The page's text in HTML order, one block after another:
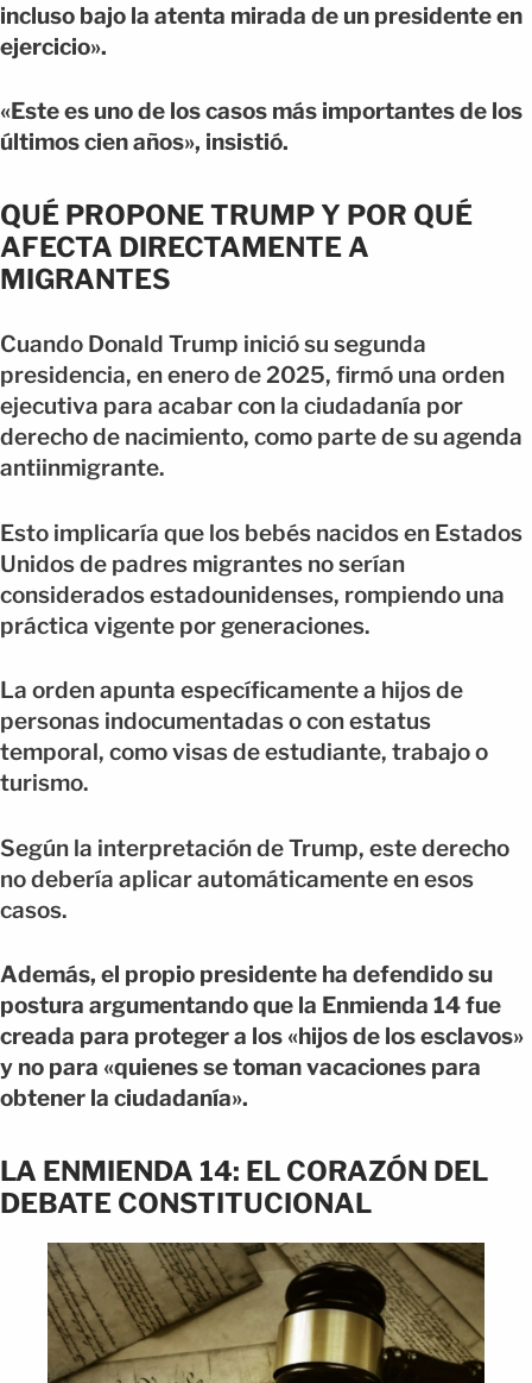
incluso bajo la atenta mirada de un presidente en
ejercicio».
«Este es uno de los casos más importantes de los
últimos cien años», insistió.
QUÉ PROPONE TRUMP Y POR QUÉ
AFECTA DIRECTAMENTE A
MIGRANTES
Cuando Donald Trump inició su segunda
presidencia, en enero de 2025, firmó una orden
ejecutiva para acabar con la ciudadanía por
derecho de nacimiento, como parte de su agenda
antiinmigrante.
Esto implicaría que los bebés nacidos en Estados
Unidos de padres migrantes no serían
considerados estadounidenses, rompiendo una
práctica vigente por generaciones.
La orden apunta específicamente a hijos de
personas indocumentadas o con estatus
temporal, como visas de estudiante, trabajo o
turismo.
Según la interpretación de Trump, este derecho
no debería aplicar automáticamente en esos
casos.
Además, el propio presidente ha defendido su
postura argumentando que la Enmienda 14 fue
creada para proteger a los «hijos de los esclavos»
y no para «quienes se toman vacaciones para
obtener la ciudadanía».
LA ENMIENDA 14: EL CORAZÓN DEL
DEBATE CONSTITUCIONAL